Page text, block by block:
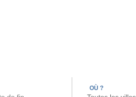
OÙ ?